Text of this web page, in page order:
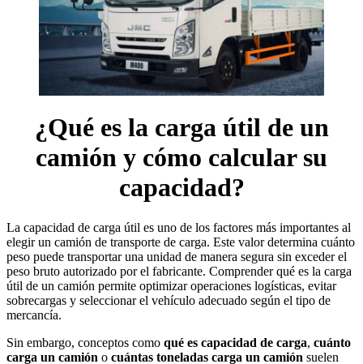
¿Qué es la carga útil de un
camión y cómo calcular su
capacidad?
La capacidad de carga útil es uno de los factores más importantes al
elegir un camión de transporte de carga. Este valor determina cuánto
peso puede transportar una unidad de manera segura sin exceder el
peso bruto autorizado por el fabricante. Comprender qué es la carga
útil de un camión permite optimizar operaciones logísticas, evitar
sobrecargas y seleccionar el vehículo adecuado según el tipo de
mercancía.
Sin embargo, conceptos como qué es capacidad de carga, cuánto
carga un camión o cuántas toneladas carga un camión suelen